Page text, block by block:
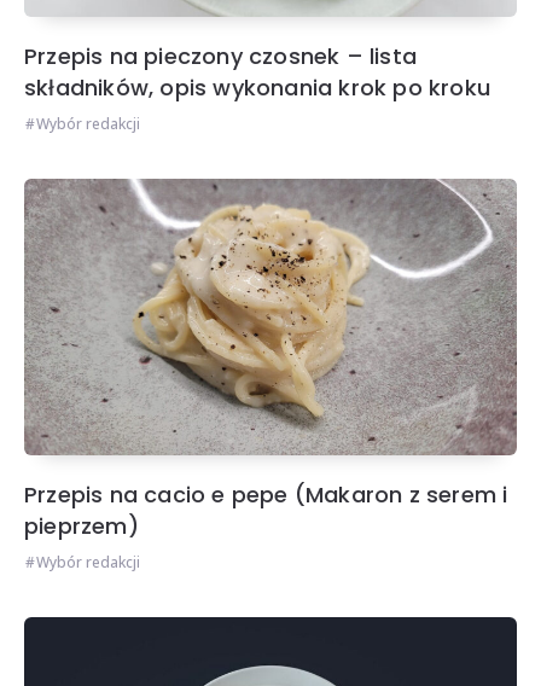
Przepis na pieczony czosnek – lista
składników, opis wykonania krok po kroku
Wybór redakcji
Przepis na cacio e pepe (Makaron z serem i
pieprzem)
Wybór redakcji